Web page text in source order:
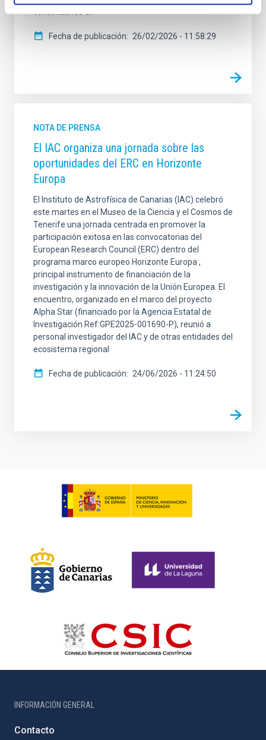
consolidando un
Fecha de publicación 26/02/2026 - 11:58:29
NOTA DE PRENSA
El IAC organiza una jornada sobre las
oportunidades del ERC en Horizonte
Europa
El Instituto de Astrofísica de Canarias (IAC) celebró
este martes en el Museo de la Ciencia y el Cosmos de
Tenerife una jornada centrada en promover la
participación exitosa en las convocatorias del
European Research Council (ERC) dentro del
programa marco europeo Horizonte Europa ,
principal instrumento de financiación de la
investigación y la innovación de la Unión Europea. El
encuentro, organizado en el marco del proyecto
Alpha Star (financiado por la Agencia Estatal de
Investigación Ref:GPE2025-001690-P), reunió a
personal investigador del IAC y de otras entidades del
ecosistema regional
Fecha de publicación 24/06/2026 - 11:24:50
INFORMACIÓN GENERAL
Contacto